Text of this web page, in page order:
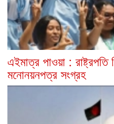
এইমাত্র পাওয়া : রাষ্ট্রপতি
মনোনয়নপত্র সংগ্রহ